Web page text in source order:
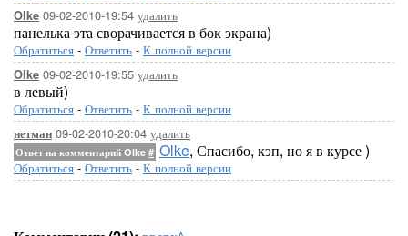
Olke 09-02-2010-19:54 удалить
панелька эта сворачивается в бок экрана)
Обратиться - Ответить - К полной версии
Olke 09-02-2010-19:55 удалить
в левый)
Обратиться - Ответить - К полной версии
нетман 09-02-2010-20:04 удалить
Ответ на комментарий Olke # Olke, Спасибо, кэп, но я в курсе )
Обратиться - Ответить - К полной версии